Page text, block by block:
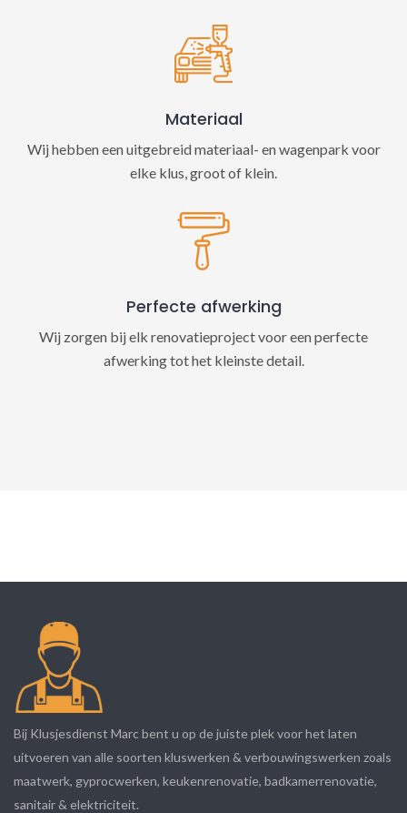
Materiaal
Wij hebben een uitgebreid materiaal- en wagenpark voor
elke klus, groot of klein.
Perfecte afwerking
Wij zorgen bij elk renovatieproject voor een perfecte
afwerking tot het kleinste detail.
Bij Klusjesdienst Marc bent u op de juiste plek voor het laten
uitvoeren van alle soorten kluswerken & verbouwingswerken zoals
maatwerk, gyprocwerken, keukenrenovatie, badkamerrenovatie,
sanitair & elektriciteit.